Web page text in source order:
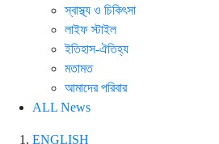
স্বাস্থ্য ও চিকিৎসা
লাইফ স্টাইল
ইতিহাস-ঐতিহ্য
মতামত
আমাদের পরিবার
ALL News
ENGLISH